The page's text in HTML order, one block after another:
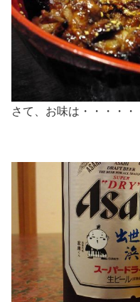
さて、お味は・・・・・